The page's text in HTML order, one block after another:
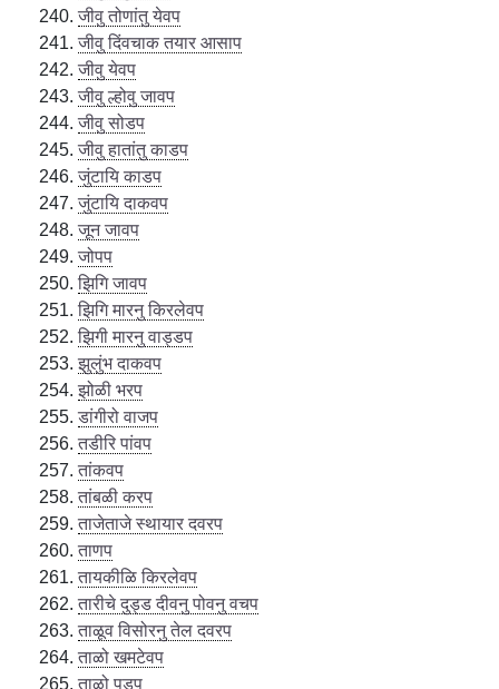
जीवु तोणांतु येवप
जीवु दिंवचाक तयार आसाप
जीवु येवप
जीवु ल्होवु जावप
जीवु सोडप
जीवु हातांतु काडप
जुंटायि काडप
जुंटायि दाकवप
जून जावप
जोपप
झिगि जावप
झिगि मारनु किरलेवप
झिगी मारनु वाड्डप
झुलुंभ दाकवप
झोळी भरप
डांगीरो वाजप
तडीरि पांवप
तांकवप
तांबळी करप
ताजेताजे स्थायार दवरप
ताणप
तायकीळि किरलेवप
तारीचे दुड्ड दीवनु पोवनु वचप
ताळूव विसोरनु तेल दवरप
ताळो खमटेवप
ताळो पडप